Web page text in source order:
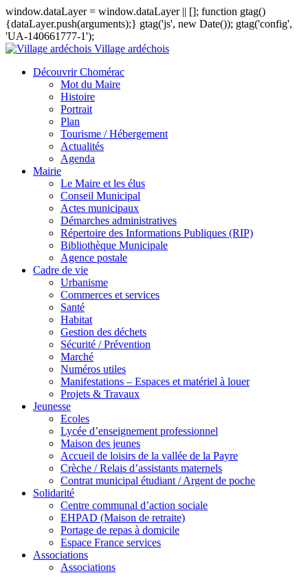
window.dataLayer = window.dataLayer || []; function gtag()
{dataLayer.push(arguments);} gtag('js', new Date()); gtag('config',
'UA-140661777-1');
Village ardéchois
Découvrir Chomérac
Mot du Maire
Histoire
Portrait
Plan
Tourisme / Hébergement
Actualités
Agenda
Mairie
Le Maire et les élus
Conseil Municipal
Actes municipaux
Démarches administratives
Répertoire des Informations Publiques (RIP)
Bibliothèque Municipale
Agence postale
Cadre de vie
Urbanisme
Commerces et services
Santé
Habitat
Gestion des déchets
Sécurité / Prévention
Marché
Numéros utiles
Manifestations – Espaces et matériel à louer
Projets & Travaux
Jeunesse
Ecoles
Lycée d’enseignement professionnel
Maison des jeunes
Accueil de loisirs de la vallée de la Payre
Crèche / Relais d’assistants maternels
Contrat municipal étudiant / Argent de poche
Solidarité
Centre communal d’action sociale
EHPAD (Maison de retraite)
Portage de repas à domicile
Espace France services
Associations
Associations